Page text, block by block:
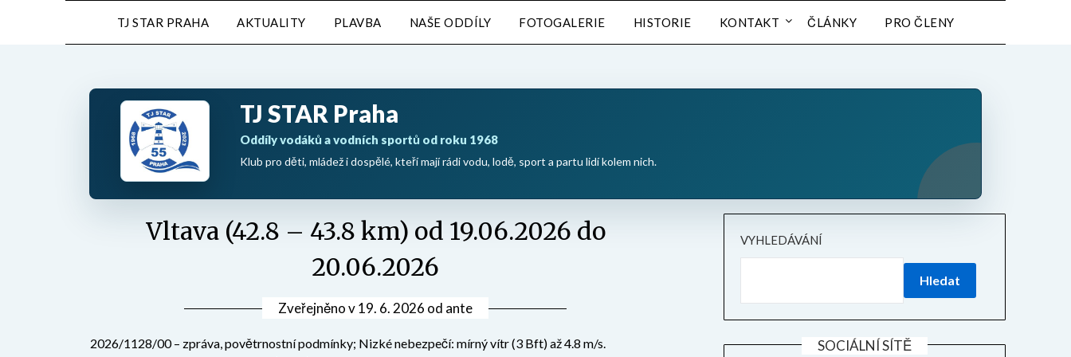
TJ STAR PRAHA AKTUALITY PLAVBA NAŠE ODDÍLY FOTOGALERIE HISTORIE KONTAKT ČLÁNKY PRO ČLENY
TJ STAR Praha
Oddíly vodáků a vodních sportů od roku 1968
Klub pro děti, mládež i dospělé, kteří mají rádi vodu, lodě, sport a partu lidí kolem nich.
Vltava (42.8 – 43.8 km) od 19.06.2026 do
20.06.2026
Zveřejněno v19. 6. 2026 od ante
2026/1128/00 – zpráva, povětrnostní podmínky; Nizké nebezpečí: mírný vítr (3 Bft) až 4.8 m/s.
VYHLEDÁVÁNÍ
Hledat
SOCIÁLNÍ SÍTĚ